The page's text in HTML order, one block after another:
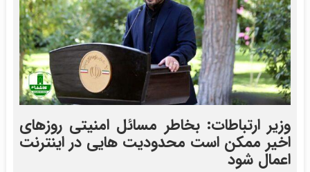
وزیر ارتباطات: بخاطر مسائل امنیتی روزهای
اخیر ممکن است محدودیت هایی در اینترنت
اعمال شود